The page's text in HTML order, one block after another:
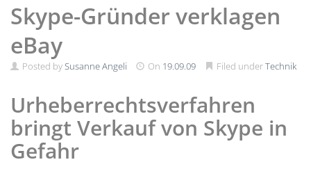
Skype-Gründer verklagen
eBay
Posted bySusanne Angeli On 19.09.09 Filed underTechnik
Urheberrechtsverfahren
bringt Verkauf von Skype in
Gefahr